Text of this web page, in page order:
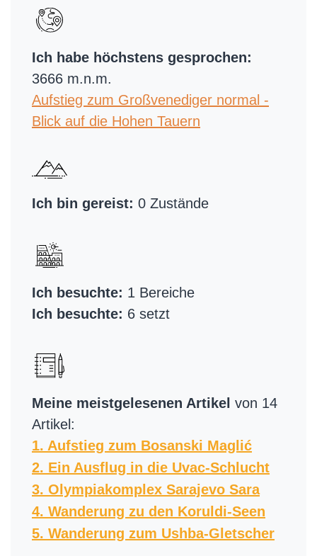
Ich habe höchstens gesprochen:
3666 m.n.m.
Aufstieg zum Großvenediger normal -
Blick auf die Hohen Tauern
Ich bin gereist: 0 Zustände
Ich besuchte: 1 Bereiche
Ich besuchte: 6 setzt
Meine meistgelesenen Artikel von 14
Artikel:
1. Aufstieg zum Bosanski Maglić
2. Ein Ausflug in die Uvac-Schlucht
3. Olympiakomplex Sarajevo Sara
4. Wanderung zu den Koruldi-Seen
5. Wanderung zum Ushba-Gletscher